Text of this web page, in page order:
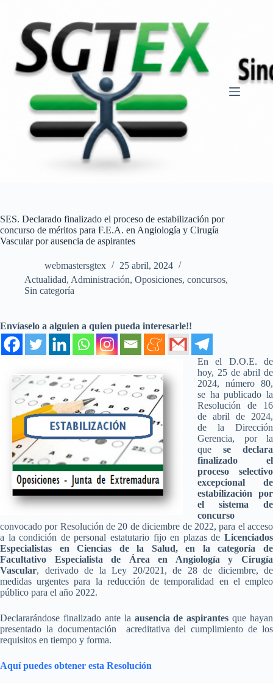
contenido
SES. Declarado finalizado el proceso de estabilización por
concurso de méritos para F.E.A. en Angiología y Cirugía
Vascular por ausencia de aspirantes
webmastersgtex
25 abril, 2024
Actualidad, Administración, Oposiciones, concursos,
Sin categoría
Envíaselo a alguien a quien pueda interesarle!!
En el D.O.E. de
hoy, 25 de abril de
2024, número 80,
se ha publicado la
Resolución de 16
de abril de 2024,
de la Dirección
Gerencia, por la
que se declara
finalizado el
proceso selectivo
excepcional de
estabilización por
el sistema de
concurso
convocado por Resolución de 20 de diciembre de 2022, para el acceso
a la condición de personal estatutario fijo en plazas de Licenciados
Especialistas en Ciencias de la Salud, en la categoría de
Facultativo Especialista de Área en Angiología y Cirugía
Vascular, derivado de la Ley 20/2021, de 28 de diciembre, de
medidas urgentes para la reducción de temporalidad en el empleo
público para el año 2022.
Declararándose finalizado ante la ausencia de aspirantes que hayan
presentado la documentación acreditativa del cumplimiento de los
requisitos en tiempo y forma.
Aquí puedes obtener esta Resolución